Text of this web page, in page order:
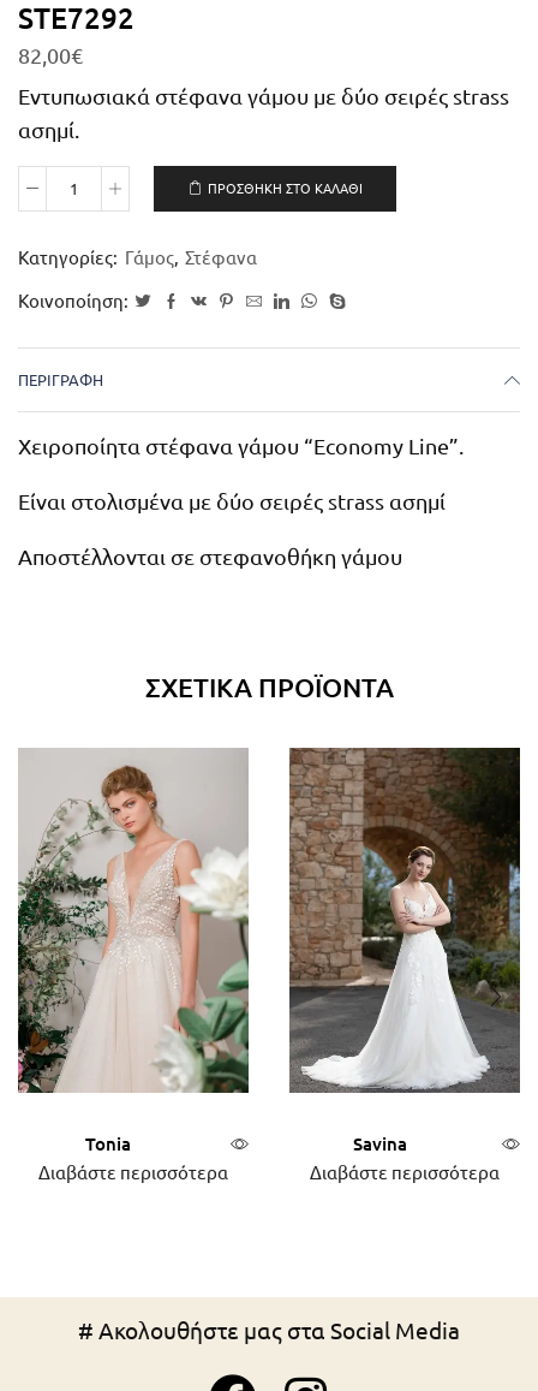
STE7292
82,00€
Εντυπωσιακά στέφανα γάμου με δύο σειρές strass
ασημί.
ΠΡΟΣΘΉΚΗ ΣΤΟ ΚΑΛΆΘΙ
Κατηγορίες: Γάμος, Στέφανα
Κοινοποίηση:
ΠΕΡΙΓΡΑΦΉ
Χειροποίητα στέφανα γάμου “Economy Line”.
Είναι στολισμένα με δύο σειρές strass ασημί
Αποστέλλονται σε στεφανοθήκη γάμου
ΣΧΕΤΙΚΆ ΠΡΟΪΌΝΤΑ
Tonia
Διαβάστε περισσότερα
Savina
Διαβάστε περισσότερα
# Ακολουθήστε μας στα Social Media